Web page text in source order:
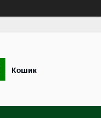
Кошик